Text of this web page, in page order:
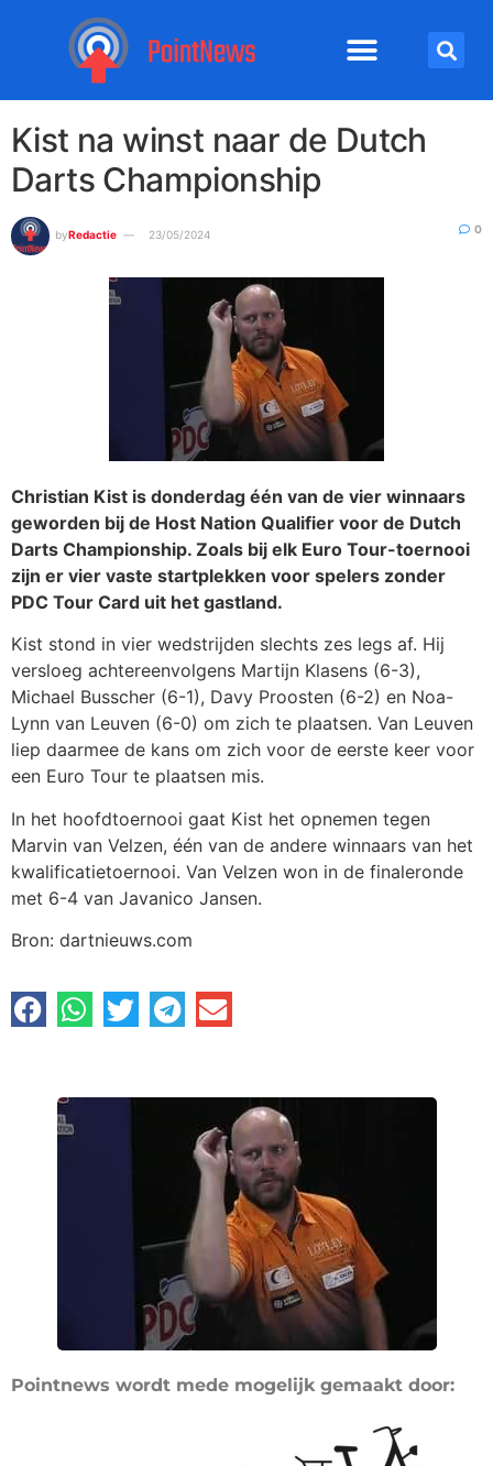
Kist na winst naar de Dutch
Darts Championship
byRedactie 23/05/2024 0
Christian Kist is donderdag één van de vier winnaars
geworden bij de Host Nation Qualifier voor de Dutch
Darts Championship. Zoals bij elk Euro Tour-toernooi
zijn er vier vaste startplekken voor spelers zonder
PDC Tour Card uit het gastland.
Kist stond in vier wedstrijden slechts zes legs af. Hij
versloeg achtereenvolgens Martijn Klasens (6-3),
Michael Busscher (6-1), Davy Proosten (6-2) en Noa-
Lynn van Leuven (6-0) om zich te plaatsen. Van Leuven
liep daarmee de kans om zich voor de eerste keer voor
een Euro Tour te plaatsen mis.
In het hoofdtoernooi gaat Kist het opnemen tegen
Marvin van Velzen, één van de andere winnaars van het
kwalificatietoernooi. Van Velzen won in de finaleronde
met 6-4 van Javanico Jansen.
Bron: dartnieuws.com
Pointnews wordt mede mogelijk gemaakt door: